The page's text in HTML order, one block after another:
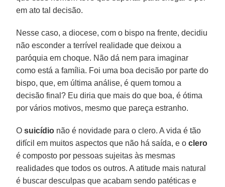
em ato tal decisão.
Nesse caso, a diocese, com o bispo na frente, decidiu
não esconder a terrível realidade que deixou a
paróquia em choque. Não dá nem para imaginar
como está a família. Foi uma boa decisão por parte do
bispo, que, em última análise, é quem tomou a
decisão final? Eu diria que mais do que boa, é ótima
por vários motivos, mesmo que pareça estranho.
Osuicídio não é novidade para o clero. A vida é tão
difícil em muitos aspectos que não há saída, e oclero
é composto por pessoas sujeitas às mesmas
realidades que todos os outros. A atitude mais natural
é buscar desculpas que acabam sendo patéticas e